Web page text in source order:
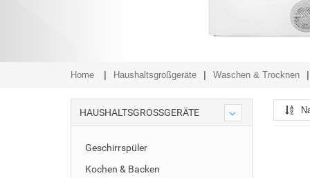
Home Haushaltsgroßgeräte Waschen & Trocknen
HAUSHALTSGROSSGERÄTE
Geschirrspüler
Kochen & Backen